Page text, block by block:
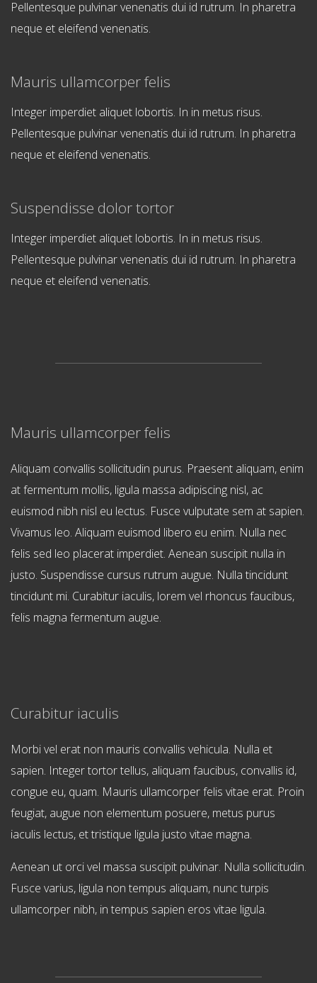
Pellentesque pulvinar venenatis dui id rutrum. In pharetra
neque et eleifend venenatis.
Mauris ullamcorper felis
Integer imperdiet aliquet lobortis. In in metus risus.
Pellentesque pulvinar venenatis dui id rutrum. In pharetra
neque et eleifend venenatis.
Suspendisse dolor tortor
Integer imperdiet aliquet lobortis. In in metus risus.
Pellentesque pulvinar venenatis dui id rutrum. In pharetra
neque et eleifend venenatis.
Mauris ullamcorper felis
Aliquam convallis sollicitudin purus. Praesent aliquam, enim
at fermentum mollis, ligula massa adipiscing nisl, ac
euismod nibh nisl eu lectus. Fusce vulputate sem at sapien.
Vivamus leo. Aliquam euismod libero eu enim. Nulla nec
felis sed leo placerat imperdiet. Aenean suscipit nulla in
justo. Suspendisse cursus rutrum augue. Nulla tincidunt
tincidunt mi. Curabitur iaculis, lorem vel rhoncus faucibus,
felis magna fermentum augue.
Curabitur iaculis
Morbi vel erat non mauris convallis vehicula. Nulla et
sapien. Integer tortor tellus, aliquam faucibus, convallis id,
congue eu, quam. Mauris ullamcorper felis vitae erat. Proin
feugiat, augue non elementum posuere, metus purus
iaculis lectus, et tristique ligula justo vitae magna.
Aenean ut orci vel massa suscipit pulvinar. Nulla sollicitudin.
Fusce varius, ligula non tempus aliquam, nunc turpis
ullamcorper nibh, in tempus sapien eros vitae ligula.